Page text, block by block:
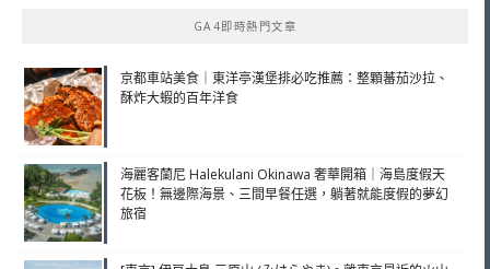
GA4即時熱門文章
京都車站美食｜東洋亭漢堡排必吃推薦：整顆蕃茄沙拉、
酥炸大蝦的百年洋食
海麗客蘭尼 Halekulani Okinawa 奢華開箱｜海島度假天
花板！無邊際海景、三間早餐任選，躺著就能度假的夢幻
旅宿